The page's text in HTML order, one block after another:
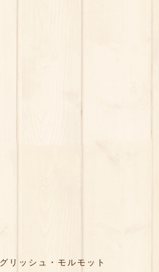
リッシュ・モルモット